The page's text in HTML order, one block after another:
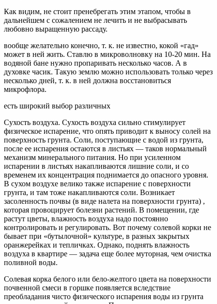
Как видим, не стоит пренебрегать этим этапом, чтобы в
дальнейшем с сожалением не лечить и не выбрасывать
любовно выращенную рассаду.
​вообще желательно конечно, т. к. не известно, кокой «гад»
может в ней жить. Ставлю в микроволновку на 10-20 мин. На
водяной бане нужно пропаривать несколько часов. А в
духовке часик. Такую землю можно использовать только через
несколько дней, т. к. в ней должна восстановиться
микрофлора.​
​есть широкий выбор различных​
​Сухость воздуха. Сухость воздуха сильно стимулирует
физическое испарение, что опять приводит к выносу солей на
поверхность грунта. Соли, поступающие с водой из грунта,
после ее испарения остаются в листьях — таков нормальный
механизм минерального питания. Но при усиленном
испарении в листьях накапливаются лишние соли, и со
временем их концентрация поднимается до опасного уровня.
В сухом воздухе велико также испарение с поверхности
грунта, и там тоже накапливаются соли. Возникает
засоленность почвы (в виде налета на поверхности грунта) ,
которая провоцирует болезни растений. В помещении, где
растут цветы, влажность воздуха надо постоянно
контролировать и регулировать. Вот почему солевой корки не
бывает при «бутылочной» культуре, в разных закрытых
оранжерейках и тепличках. Однако, поднять влажность
воздуха в квартире — задача еще более муторная, чем очистка
поливной воды.​
​Солевая корка белого или бело-желтого цвета на поверхности
почвенной смеси в горшке появляется вследствие
преобладания чисто физического испарения воды из грунта